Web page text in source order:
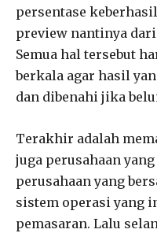
persentase
preview nantinya
Semua hal tersebut
berkala agar hasil
dan dibenahi jika
Terakhir adalah
juga perusahaan
perusahaan yang
sistem operasi yang
pemasaran. Lalu